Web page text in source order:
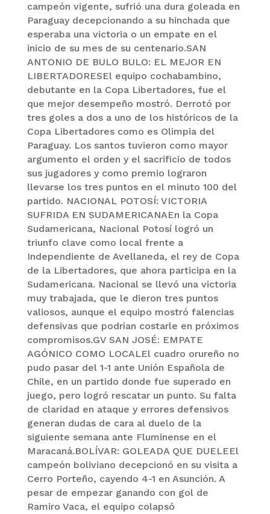
campeón vigente, sufrió una dura goleada en
Paraguay decepcionando a su hinchada que
esperaba una victoria o un empate en el
inicio de su mes de su centenario.SAN
ANTONIO DE BULO BULO: EL MEJOR EN
LIBERTADORESEl equipo cochabambino,
debutante en la Copa Libertadores, fue el
que mejor desempeño mostró. Derrotó por
tres goles a dos a uno de los históricos de la
Copa Libertadores como es Olimpia del
Paraguay. Los santos tuvieron como mayor
argumento el orden y el sacrificio de todos
sus jugadores y como premio lograron
llevarse los tres puntos en el minuto 100 del
partido. NACIONAL POTOSÍ: VICTORIA
SUFRIDA EN SUDAMERICANAEn la Copa
Sudamericana, Nacional Potosí logró un
triunfo clave como local frente a
Independiente de Avellaneda, el rey de Copa
de la Libertadores, que ahora participa en la
Sudamericana. Nacional se llevó una victoria
muy trabajada, que le dieron tres puntos
valiosos, aunque el equipo mostró falencias
defensivas que podrían costarle en próximos
compromisos.GV SAN JOSÉ: EMPATE
AGÓNICO COMO LOCALEl cuadro orureño no
pudo pasar del 1-1 ante Unión Española de
Chile, en un partido donde fue superado en
juego, pero logró rescatar un punto. Su falta
de claridad en ataque y errores defensivos
generan dudas de cara al duelo de la
siguiente semana ante Fluminense en el
Maracaná.BOLÍVAR: GOLEADA QUE DUELEEl
campeón boliviano decepcionó en su visita a
Cerro Porteño, cayendo 4-1 en Asunción. A
pesar de empezar ganando con gol de
Ramiro Vaca, el equipo colapsó